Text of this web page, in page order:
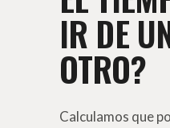
IR DE
OTRO?
Calculamos que